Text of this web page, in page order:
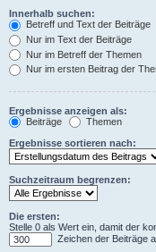
Innerhalb suchen:
Betreff und Text der Beiträge
Nur im Text der Beiträge
Nur im Betreff der Themen
Nur im ersten Beitrag der
Ergebnisse anzeigen als:
Beiträge
Themen
Ergebnisse sortieren nach:
Suchzeitraum begrenzen:
Die ersten:
Stelle 0 als Wert ein, damit der
Zeichen der Beiträge